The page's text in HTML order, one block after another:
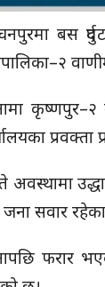
बस
प्रवक्ता
अवस्थामा
सवार
फरार